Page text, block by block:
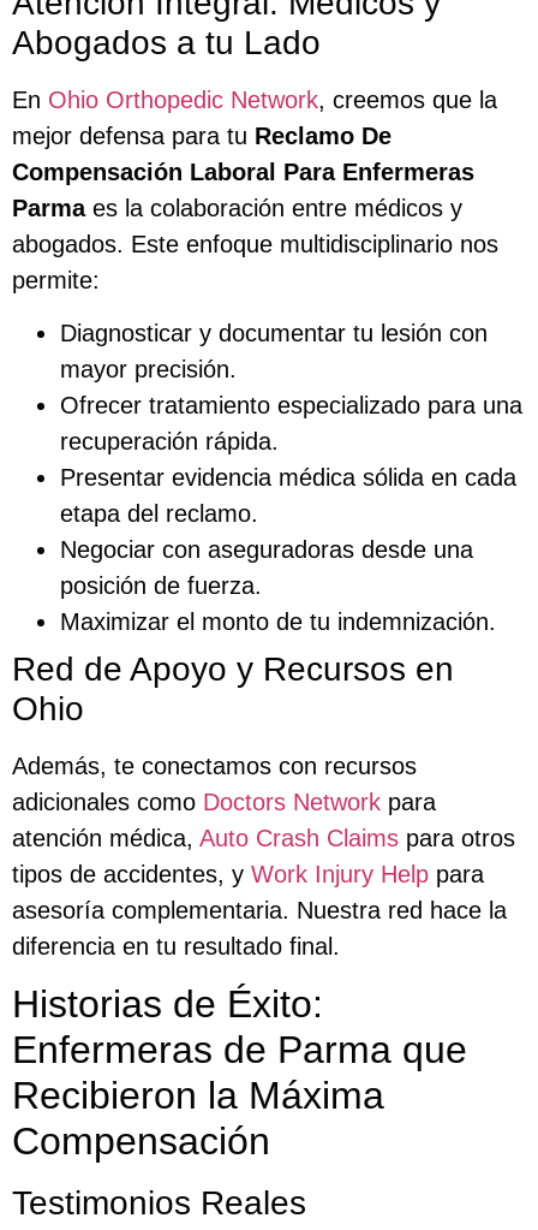
Abogados a tu Lado
En Ohio Orthopedic Network, creemos que la
mejor defensa para tu Reclamo De
Compensación Laboral Para Enfermeras
Parmaes la colaboración entre médicos y
abogados. Este enfoque multidisciplinario nos
permite:
Diagnosticar y documentar tu lesión con
mayor precisión.
Ofrecer tratamiento especializado para una
recuperación rápida.
Presentar evidencia médica sólida en cada
etapa del reclamo.
Negociar con aseguradoras desde una
posición de fuerza.
Maximizar el monto de tu indemnización.
Red de Apoyo y Recursos en
Ohio
Además, te conectamos con recursos
adicionales como Doctors Network para
atención médica, Auto Crash Claims para otros
tipos de accidentes, y Work Injury Help para
asesoría complementaria. Nuestra red hace la
diferencia en tu resultado final.
Historias de Éxito:
Enfermeras de Parma que
Recibieron la Máxima
Compensación
Testimonios Reales